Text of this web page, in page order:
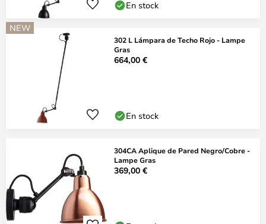
En stock
NEW
302 L Lámpara de Techo Rojo - Lampe
Gras
664,00 €
En stock
304CA Aplique de Pared Negro/Cobre -
Lampe Gras
369,00 €